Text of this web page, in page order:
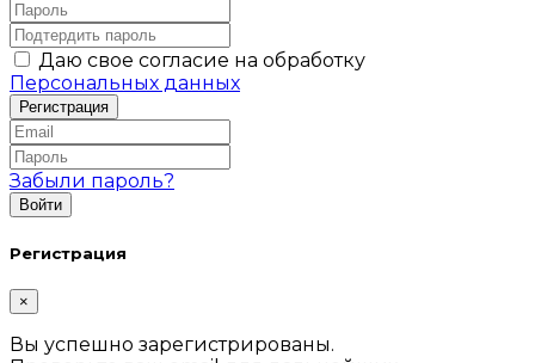
Даю свое согласие на обработку
Персональных данных
Забыли пароль?
Регистрация
×
Вы успешно зарегистрированы.